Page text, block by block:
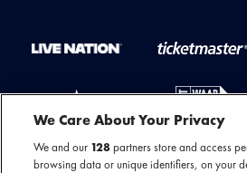
Logo
RGB
Heineken
logo
WWJK
We Care About Your Privacy
We and our 128partners store and access
browsing data or unique identifiers, on your